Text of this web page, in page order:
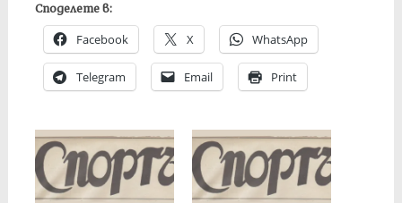
Споделете в:
Facebook X WhatsApp
Telegram Email Print